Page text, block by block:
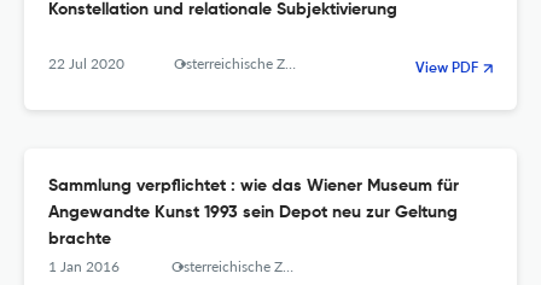
Konstellation und relationale Subjektivierung
22 Jul 2020 Osterreichische Zeitschrift Fur Volkskunde View PDF
Sammlung verpflichtet : wie das Wiener Museum für
Angewandte Kunst 1993 sein Depot neu zur Geltung
brachte
1 Jan 2016 Osterreichische Zeitschrift Fur Volkskunde